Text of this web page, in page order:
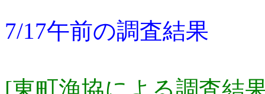
7/17午前の調査結果